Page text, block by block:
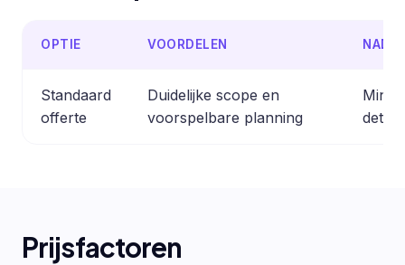
OPTIE VOORDELEN
Standaard
offerte
Duidelijke scope en
voorspelbare planning
Prijsfactoren